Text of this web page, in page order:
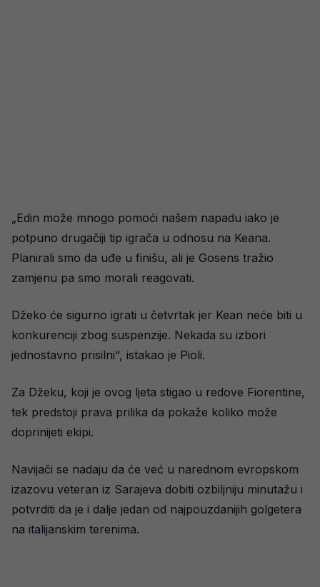
„Edin može mnogo pomoći našem napadu iako je
potpuno drugačiji tip igrača u odnosu na Keana.
Planirali smo da uđe u finišu, ali je Gosens tražio
zamjenu pa smo morali reagovati.
Džeko će sigurno igrati u četvrtak jer Kean neće biti u
konkurenciji zbog suspenzije. Nekada su izbori
jednostavno prisilni“, istakao je Pioli.
Za Džeku, koji je ovog ljeta stigao u redove Fiorentine,
tek predstoji prava prilika da pokaže koliko može
doprinijeti ekipi.
Navijači se nadaju da će već u narednom evropskom
izazovu veteran iz Sarajeva dobiti ozbiljniju minutažu i
potvrditi da je i dalje jedan od najpouzdanijih golgetera
na italijanskim terenima.